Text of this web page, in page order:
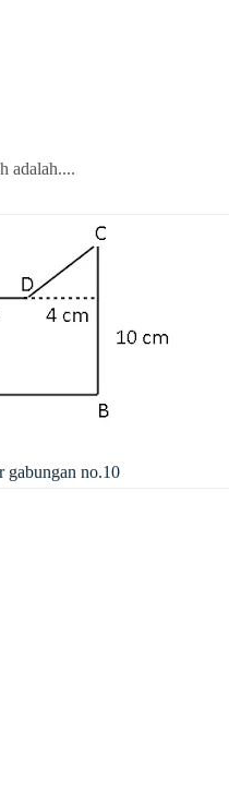
adalah....
gabungan no.10